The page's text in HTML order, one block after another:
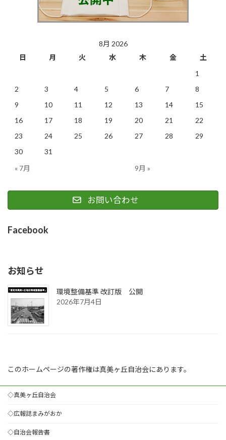
8月 2026
日
月 火 水 木 金
土
1
2
3 4 5 6 7
8
9
10 11 12 13 14
15
16
17 18 19 20 21
22
23
24 25 26 27 28
29
30
31
« 7月
9月 »
お問い合わせ
Facebook
お知らせ
環境整備基準 改訂版 公開
2026年7月4日
このホームページの著作権は真美ヶ丘自治会にあります。
◇真美ヶ丘自治会
◇広報誌まみがおか
◇自治会報告書